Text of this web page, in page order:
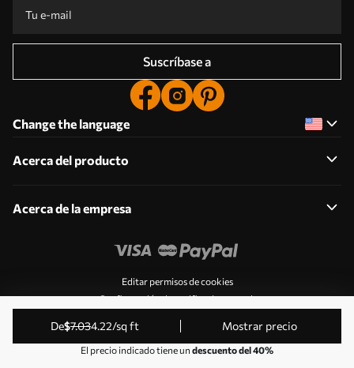
de$7.034.22/sq ft Mostrar precio
El precio indicado tiene un descuento del 40%
Suscríbase a
Change the language
Acerca del producto
Acerca de la empresa
Editar permisos de cookies
Configuración de notificaciones push
© 2011-2026 Uwalls . Todos los derechos reservados.
Gestionado por KLW Sp. z o.o. CIF: PL9223057591.